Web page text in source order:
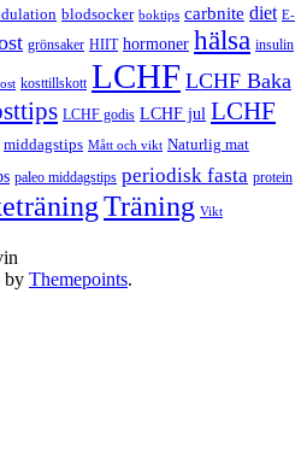
blodsocker boktips carbnite diet E-
grönsaker HIIT hormoner hälsa insulin
kosttillskott LCHF LCHF Baka
LCHF godis LCHF jul LCHF
middagstips Mått och vikt Naturlig mat
paleo middagstips periodisk fasta protein
Träning Vikt
by Themepoints.